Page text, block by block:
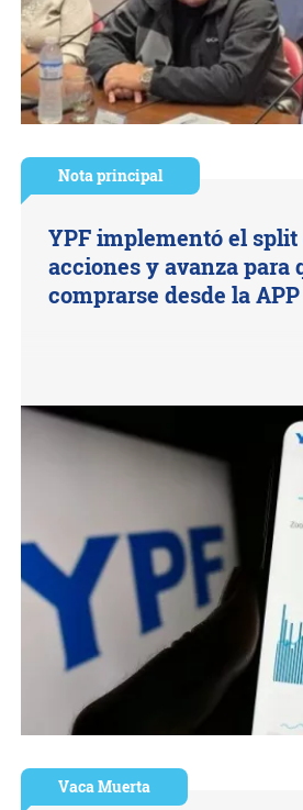
Nota principal
YPF implementó el split
acciones y avanza para
comprarse desde la
Vaca Muerta